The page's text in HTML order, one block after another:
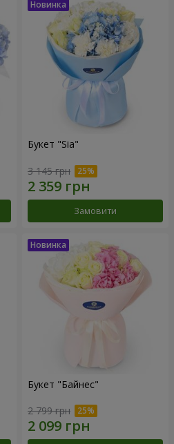
Букет "Sia"
3 145 грн
Замовити
Букет "Байнес"
2 799 грн